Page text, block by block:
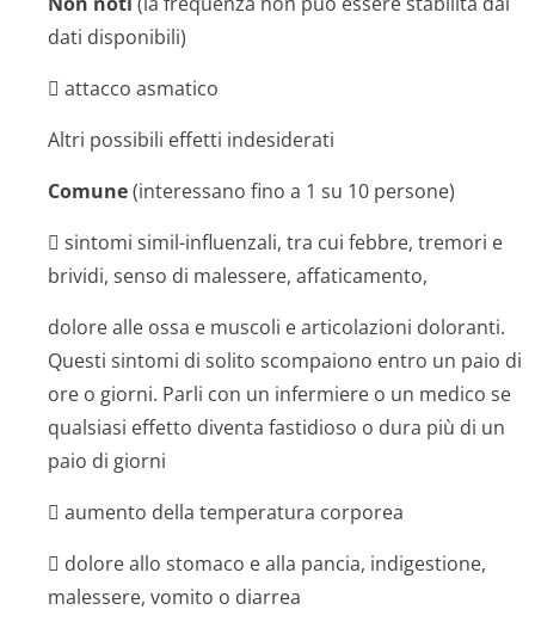
dati disponibili)
 attacco asmatico
Altri possibili effetti indesiderati
Comune(interessano fino a 1 su 10 persone)
 sintomi simil-influenzali, tra cui febbre, tremori e
brividi, senso di malessere, affaticamento,
dolore alle ossa e muscoli e articolazioni doloranti.
Questi sintomi di solito scompaiono entro un paio di
ore o giorni. Parli con un infermiere o un medico se
qualsiasi effetto diventa fastidioso o dura più di un
paio di giorni
 aumento della temperatura corporea
 dolore allo stomaco e alla pancia, indigestione,
malessere, vomito o diarrea